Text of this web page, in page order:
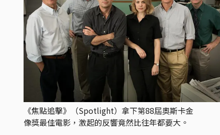
《焦點追擊》（Spotlight）拿下第88屆奧斯卡金
像獎最佳電影，激起的反響竟然比往年都要大。